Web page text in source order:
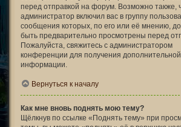
перед отправкой на форум. Возможно также,
администратор включил вас в группу
сообщения которых, по его или её мнению,
быть предварительно просмотрены перед
Пожалуйста, свяжитесь с администратором
конференции для получения дополнительной
информации.
Вернуться к началу
Как мне вновь поднять мою тему?
Щёлкнув по ссылке «Поднять тему» при